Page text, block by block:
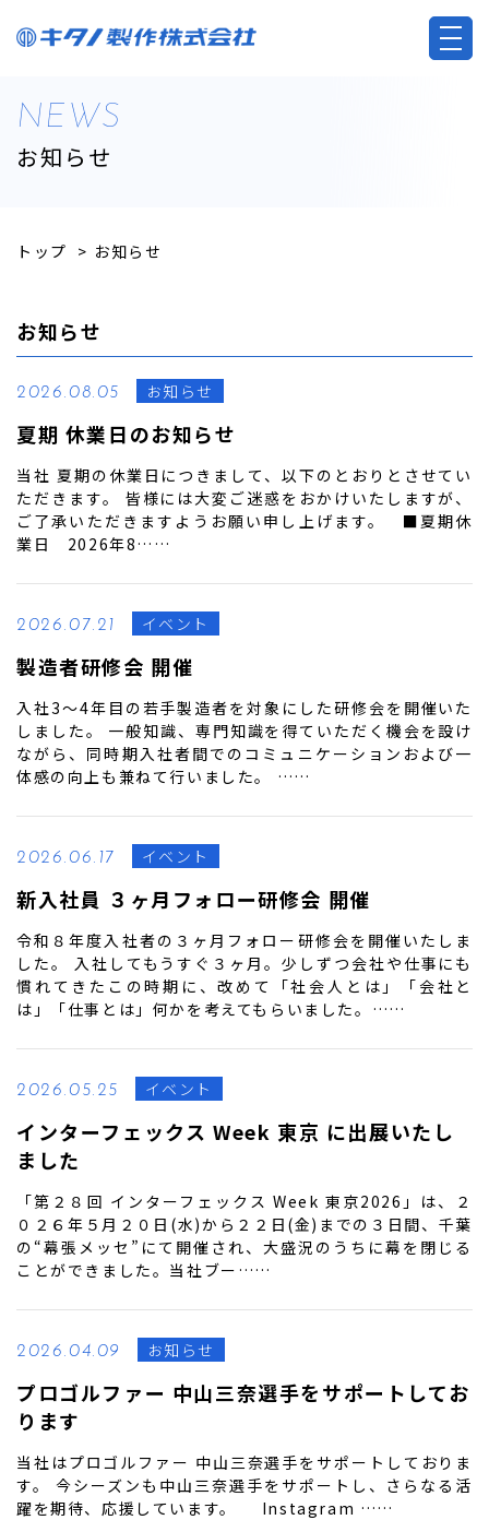
NEWS
お知らせ
トップ > お知らせ
お知らせ
2026.08.05 お知らせ
夏期 休業日のお知らせ
当社 夏期の休業日につきまして、以下のとおりとさせてい
ただきます。 皆様には大変ご迷惑をおかけいたしますが、
ご了承いただきますようお願い申し上げます。 ■夏期休
業日 2026年8……
2026.07.21 イベント
製造者研修会 開催
入社3～4年目の若手製造者を対象にした研修会を開催いた
しました。 一般知識、専門知識を得ていただく機会を設け
ながら、同時期入社者間でのコミュニケーションおよび一
体感の向上も兼ねて行いました。 ……
2026.06.17 イベント
新入社員 ３ヶ月フォロー研修会 開催
令和８年度入社者の３ヶ月フォロー研修会を開催いたしま
した。 入社してもうすぐ３ヶ月。少しずつ会社や仕事にも
慣れてきたこの時期に、改めて「社会人とは」「会社と
は」「仕事とは」何かを考えてもらいました。……
2026.05.25 イベント
インターフェックス Week 東京 に出展いたし
ました
「第２８回 インターフェックス Week 東京2026」は、２
０２６年５月２０日(水)から２２日(金)までの３日間、千葉
の“幕張メッセ”にて開催され、大盛況のうちに幕を閉じる
ことができました。当社ブー……
2026.04.09 お知らせ
プロゴルファー 中山三奈選手をサポートしてお
ります
当社はプロゴルファー 中山三奈選手をサポートしておりま
す。 今シーズンも中山三奈選手をサポートし、さらなる活
躍を期待、応援しています。 Instagram ……